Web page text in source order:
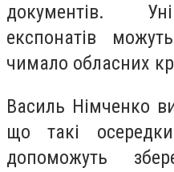
документів.
експонатів
чимало обласних
Василь Німченко
що такі
допоможуть